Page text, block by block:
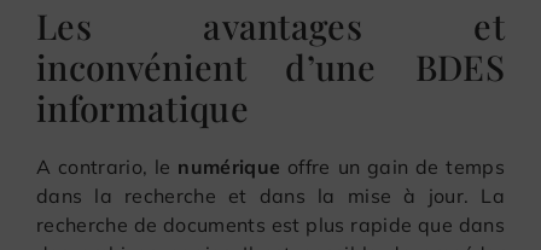
Les avantages et
inconvénient d’une BDES
informatique
A contrario, le numérique offre un gain de temps
dans la recherche et dans la mise à jour. La
recherche de documents est plus rapide que dans